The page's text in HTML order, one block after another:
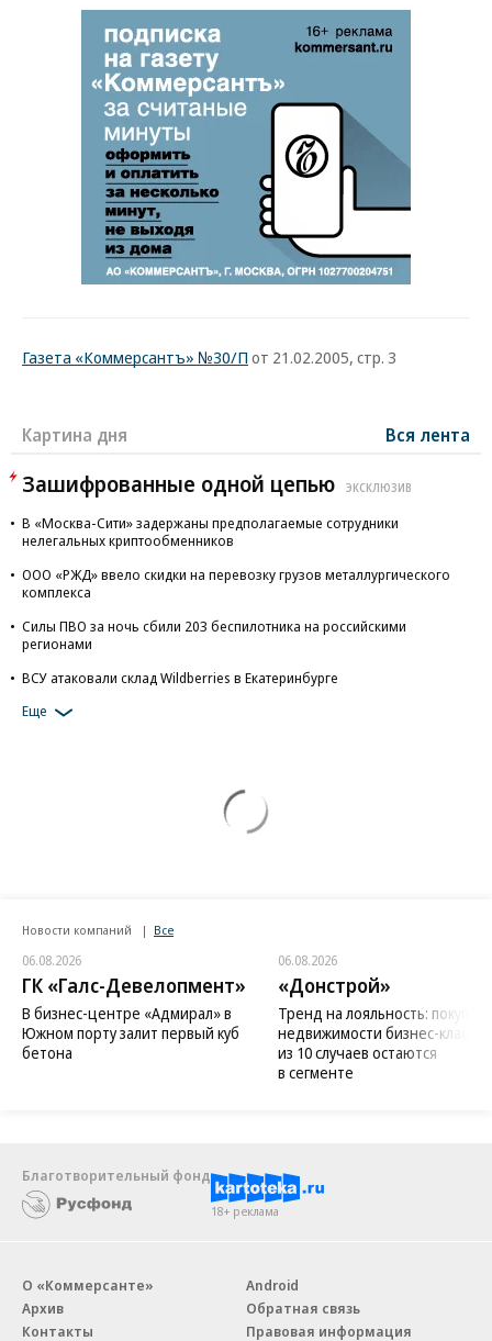
Газета «Коммерсантъ» №30/П от 21.02.2005, стр. 3
Картина дня Вся лента
Зашифрованные одной цепью ЭКСКЛЮЗИВ
В «Москва-Сити» задержаны предполагаемые сотрудники
нелегальных криптообменников
ООО «РЖД» ввело скидки на перевозку грузов металлургического
комплекса
Силы ПВО за ночь сбили 203 беспилотника на российскими
регионами
ВСУ атаковали склад Wildberries в Екатеринбурге
Еще
Новости компаний Все
06.08.2026
ГК «Галс-Девелопмент»
В бизнес-центре «Адмирал» в
Южном порту залит первый куб
бетона
06.08.2026
«Донстрой»
Тренд на лояльность:
недвижимости бизнес-класса
из 10 случаев остаются
в сегменте
Благотворительный фонд
18+ реклама
О «Коммерсанте»
Архив
Контакты
Android
Обратная связь
Правовая информация